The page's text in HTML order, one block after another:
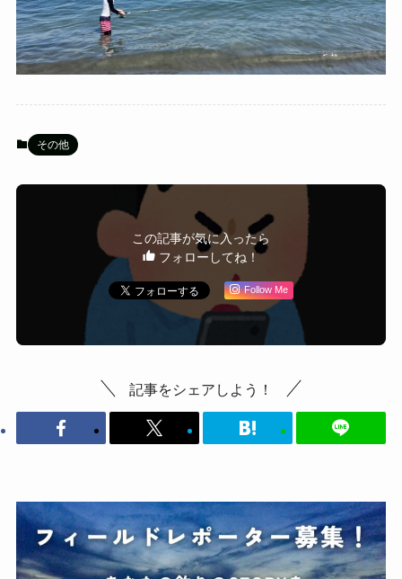
その他
この記事が気に入ったら
フォローしてね！
Follow Me
記事をシェアしよう！